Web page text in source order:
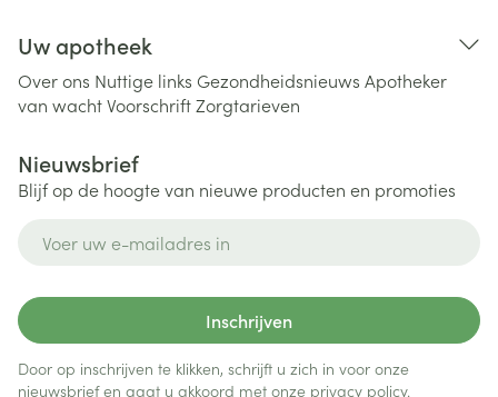
Uw apotheek
Over ons Nuttige links Gezondheidsnieuws Apotheker
van wachtVoorschriftZorgtarieven
Nieuwsbrief
Blijf op de hoogte van nieuwe producten en promoties
Inschrijven
Door op inschrijven te klikken, schrijft u zich in voor onze
nieuwsbrief en gaat u akkoord met onze privacy policy.